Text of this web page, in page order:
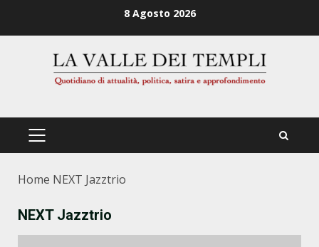
8 Agosto 2026
PRIMÄRES
Home NEXT Jazztrio
NEXT Jazztrio